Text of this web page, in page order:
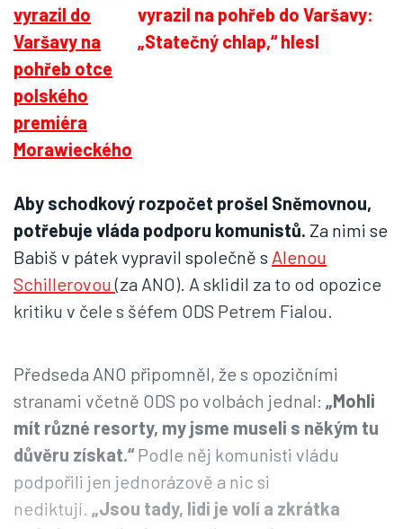
vyrazil na pohřeb do Varšavy:
„Statečný chlap,“ hlesl
Aby schodkový rozpočet prošel Sněmovnou,
potřebuje vláda podporu komunistů. Za nimi se
Babiš v pátek vypravil společně s Alenou
Schillerovou(za ANO). A sklidil za to od opozice
kritiku v čele s šéfem ODS Petrem Fialou.
Předseda ANO připomněl, že s opozičními
stranami včetně ODS po volbách jednal: „Mohli
mít různé resorty, my jsme museli s někým tu
důvěru získat.“ Podle něj komunisti vládu
podpořili jen jednorázově a nic si
nediktují. „Jsou tady, lidi je volí a zkrátka